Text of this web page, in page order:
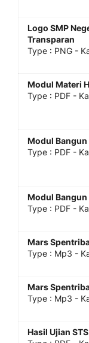
Logo SMP
Transparan
Type : PNG -
Modul Materi
Type : PDF -
Modul Bangun
Type : PDF -
Modul Bangun
Type : PDF -
Mars
Type : Mp3 -
Mars
Type : Mp3 -
Hasil Ujian